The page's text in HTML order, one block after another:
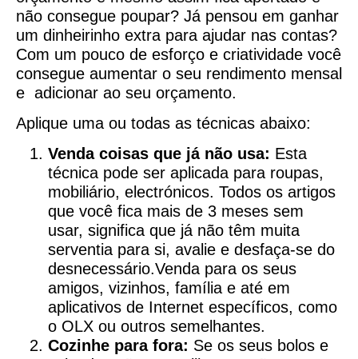
não consegue poupar? Já pensou em ganhar
um dinheirinho extra para ajudar nas contas?
Com um pouco de esforço e criatividade você
consegue aumentar o seu rendimento mensal
e adicionar ao seu orçamento.
Aplique uma ou todas as técnicas abaixo:
Venda coisas que já não usa: Esta
técnica pode ser aplicada para roupas,
mobiliário, electrónicos. Todos os artigos
que você fica mais de 3 meses sem
usar, significa que já não têm muita
serventia para si, avalie e desfaça-se do
desnecessário.Venda para os seus
amigos, vizinhos, família e até em
aplicativos de Internet específicos, como
o OLX ou outros semelhantes.
Cozinhe para fora: Se os seus bolos e